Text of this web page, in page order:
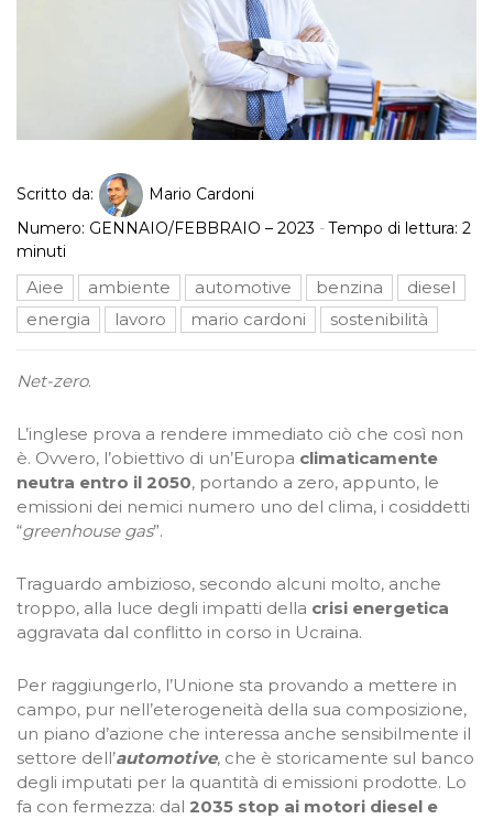
Scritto da:
Mario Cardoni
Numero: GENNAIO/FEBBRAIO – 2023 -Tempo di lettura: 2
minuti
Aiee ambiente automotive benzina
diesel
energia
lavoro mario cardoni sostenibilità
Net-zero.
L’inglese prova a rendere immediato ciò che così non
è. Ovvero, l’obiettivo di un’Europa climaticamente
neutra entro il 2050, portando a zero, appunto, le
emissioni dei nemici numero uno del clima, i cosiddetti
“greenhouse gas”.
Traguardo ambizioso, secondo alcuni molto, anche
troppo, alla luce degli impatti della crisi energetica
aggravata dal conflitto in corso in Ucraina.
Per raggiungerlo, l’Unione sta provando a mettere in
campo, pur nell’eterogeneità della sua composizione,
un piano d’azione che interessa anche sensibilmente il
settore dell’automotive, che è storicamente sul banco
degli imputati per la quantità di emissioni prodotte. Lo
fa con fermezza: dal 2035 stop ai motori diesel e